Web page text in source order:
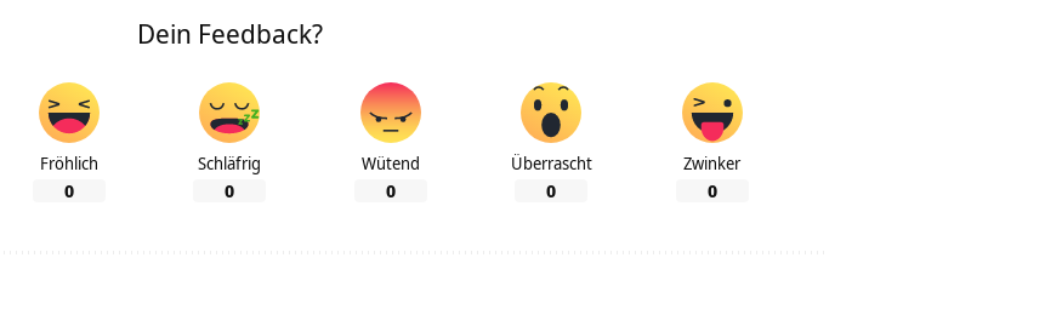
Dein Feedback?
Fröhlich
0
Schläfrig
0
Wütend
0
Überrascht
0
Zwinker
0